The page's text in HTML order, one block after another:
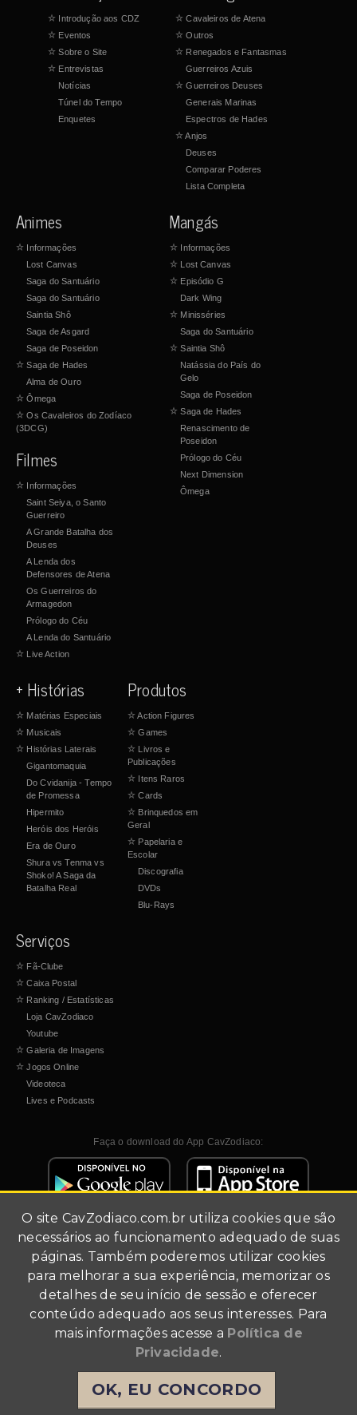
O site CavZodiaco.com.br utiliza cookies que são
necessários ao funcionamento adequado de suas
páginas. Também poderemos utilizar cookies
para melhorar a sua experiência, memorizar os
detalhes de seu início de sessão e oferecer
conteúdo adequado aos seus interesses. Para
mais informações acesse a Política de
Privacidade.
OK, EU CONCORDO
☆ Introdução aos CDZ
☆ Eventos
☆ Sobre o Site
☆ Entrevistas
Notícias
Túnel do Tempo
Enquetes
☆ Cavaleiros de Atena
☆ Outros
☆ Renegados e Fantasmas
Guerreiros Azuis
☆ Guerreiros Deuses
Generais Marinas
Espectros de Hades
☆Anjos
Deuses
Comparar Poderes
Lista Completa
Animes
☆ Informações
Lost Canvas
Saga do Santuário
Saga do Santuário
Saintia Shô
Saga de Asgard
Saga de Poseidon
☆ Saga de Hades
Alma de Ouro
☆ Ômega
☆ Os Cavaleiros do Zodíaco
(3DCG)
Filmes
☆ Informações
Saint Seiya, o Santo
Guerreiro
A Grande Batalha dos
Deuses
A Lenda dos
Defensores de Atena
Os Guerreiros do
Armagedon
Prólogo do Céu
A Lenda do Santuário
☆ Live Action
Mangás
☆ Informações
☆ Lost Canvas
☆ Episódio G
Dark Wing
☆ Minisséries
Saga do Santuário
☆ Saintia Shô
Natássia do País do
Gelo
Saga de Poseidon
☆ Saga de Hades
Renascimento de
Poseidon
Prólogo do Céu
Next Dimension
Ômega
+ Histórias
☆ Matérias Especiais
☆ Musicais
☆ Histórias Laterais
Gigantomaquia
Do Cvidanija - Tempo
de Promessa
Hipermito
Heróis dos Heróis
Era de Ouro
Shura vs Tenma vs
Shoko! A Saga da
Batalha Real
Produtos
☆Action Figures
☆ Games
☆ Livros e
Publicações
☆ Itens Raros
☆ Cards
☆ Brinquedos em
Geral
☆ Papelaria e
Escolar
Discografia
DVDs
Blu-Rays
Serviços
☆ Fã-Clube
☆ Caixa Postal
☆ Ranking / Estatísticas
Loja CavZodiaco
Youtube
☆ Galeria de Imagens
☆ Jogos Online
Videoteca
Lives e Podcasts
Faça o download do App CavZodiaco:
Site de fãs (fã-clube).
Todo conteúdo multimídia foi utilizado para fins de
divulgação.
Agradecimentos a Masami Kurumada, Shueisha, Akita
direitos reservados a estas empresas.